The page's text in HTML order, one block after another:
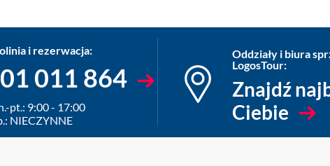
i rezerwacja:
011 864
pt.: 9:00 - 17:00
NIECZYNNE
Oddziały i biura
LogosTour:
Znajdź
Ciebie